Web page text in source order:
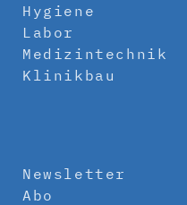
Hygiene
Labor
Medizintechnik
Klinikbau
Newsletter
Abo